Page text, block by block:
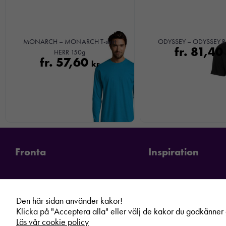
MONARCH – MONARCH T-shirt
HERR 150g
fr. 57,60 kr
ODYSSEY – ODYSSEY
fr. 81,40
Fronta
Kontakta din lokala Fronta expert
Inspiration
Den här sidan använder kakor!
Klicka på "Acceptera alla" eller välj de kakor du
Läs vår cookie policy